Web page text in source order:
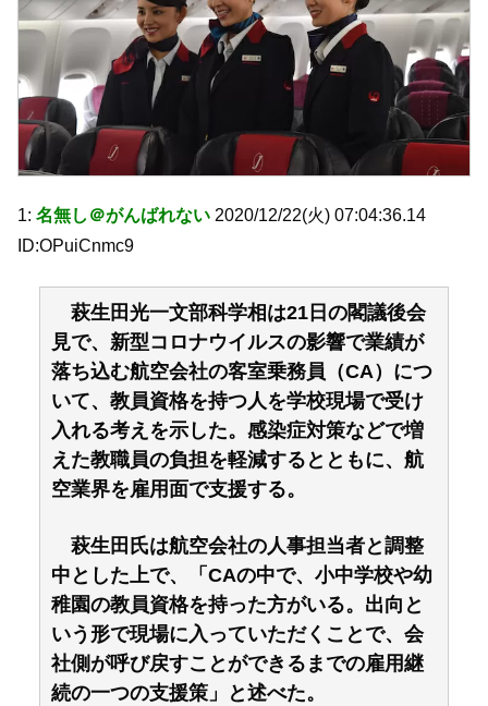
1: 名無し＠がんばれない 2020/12/22(火) 07:04:36.14
ID:OPuiCnmc9
萩生田光一文部科学相は21日の閣議後会
見で、新型コロナウイルスの影響で業績が
落ち込む航空会社の客室乗務員（CA）につ
いて、教員資格を持つ人を学校現場で受け
入れる考えを示した。感染症対策などで増
えた教職員の負担を軽減するとともに、航
空業界を雇用面で支援する。
萩生田氏は航空会社の人事担当者と調整
中とした上で、「CAの中で、小中学校や幼
稚園の教員資格を持った方がいる。出向と
いう形で現場に入っていただくことで、会
社側が呼び戻すことができるまでの雇用継
続の一つの支援策」と述べた。